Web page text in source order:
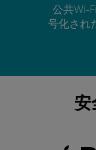
公共Wi-
号化され